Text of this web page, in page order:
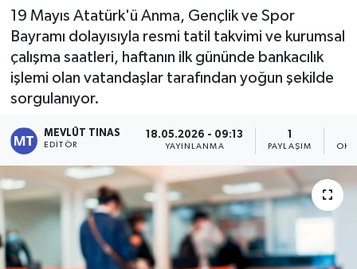
19 Mayıs Atatürk'ü Anma, Gençlik ve Spor
Bayramı dolayısıyla resmi tatil takvimi ve kurumsal
çalışma saatleri, haftanın ilk gününde bankacılık
işlemi olan vatandaşlar tarafından yoğun şekilde
sorgulanıyor.
MEVLÜT TINAS
EDITÖR
18.05.2026 - 09:13
YAYINLANMA PAYLAŞIM
Kültür - Sanat
Yaşam